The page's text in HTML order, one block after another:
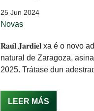
25 Jun 2024
Novas
𝐑𝐚𝐮́𝐥 𝐉𝐚𝐫𝐝𝐢𝐞𝐥 xa é o novo
natural de Zaragoza,
2025. Trátase dun
LEER MÁS